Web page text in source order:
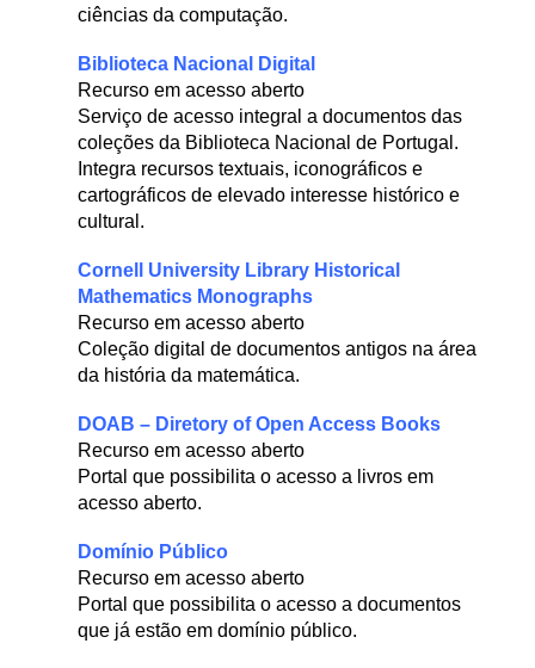
ciências da computação.
Biblioteca Nacional Digital
Recurso em acesso aberto
Serviço de acesso integral a documentos das
coleções da Biblioteca Nacional de Portugal.
Integra recursos textuais, iconográficos e
cartográficos de elevado interesse histórico e
cultural.
Cornell University Library Historical
Mathematics Monographs
Recurso em acesso aberto
Coleção digital de documentos antigos na área
da história da matemática.
DOAB – Diretory of Open Access Books
Recurso em acesso aberto
Portal que possibilita o acesso a livros em
acesso aberto.
Domínio Público
Recurso em acesso aberto
Portal que possibilita o acesso a documentos
que já estão em domínio público.